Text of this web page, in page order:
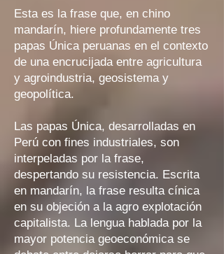
Esta es la frase que, en chino
mandarín, hiere profundamente tres
papas Única peruanas en el contexto
de una encrucijada entre agricultura
y agroindustria, geosistema y
geopolítica.
Las papas Única, desarrolladas en
Perú con fines industriales, son
interpeladas por la frase,
despertando su resistencia. Escrita
en mandarín, la frase resulta cínica
en su objeción a la agro explotación
capitalista. La lengua hablada por la
mayor potencia geoeconómica se